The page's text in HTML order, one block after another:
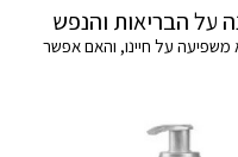
על הבריאות והנפש
משפיעה על חיינו, והאם אפשר